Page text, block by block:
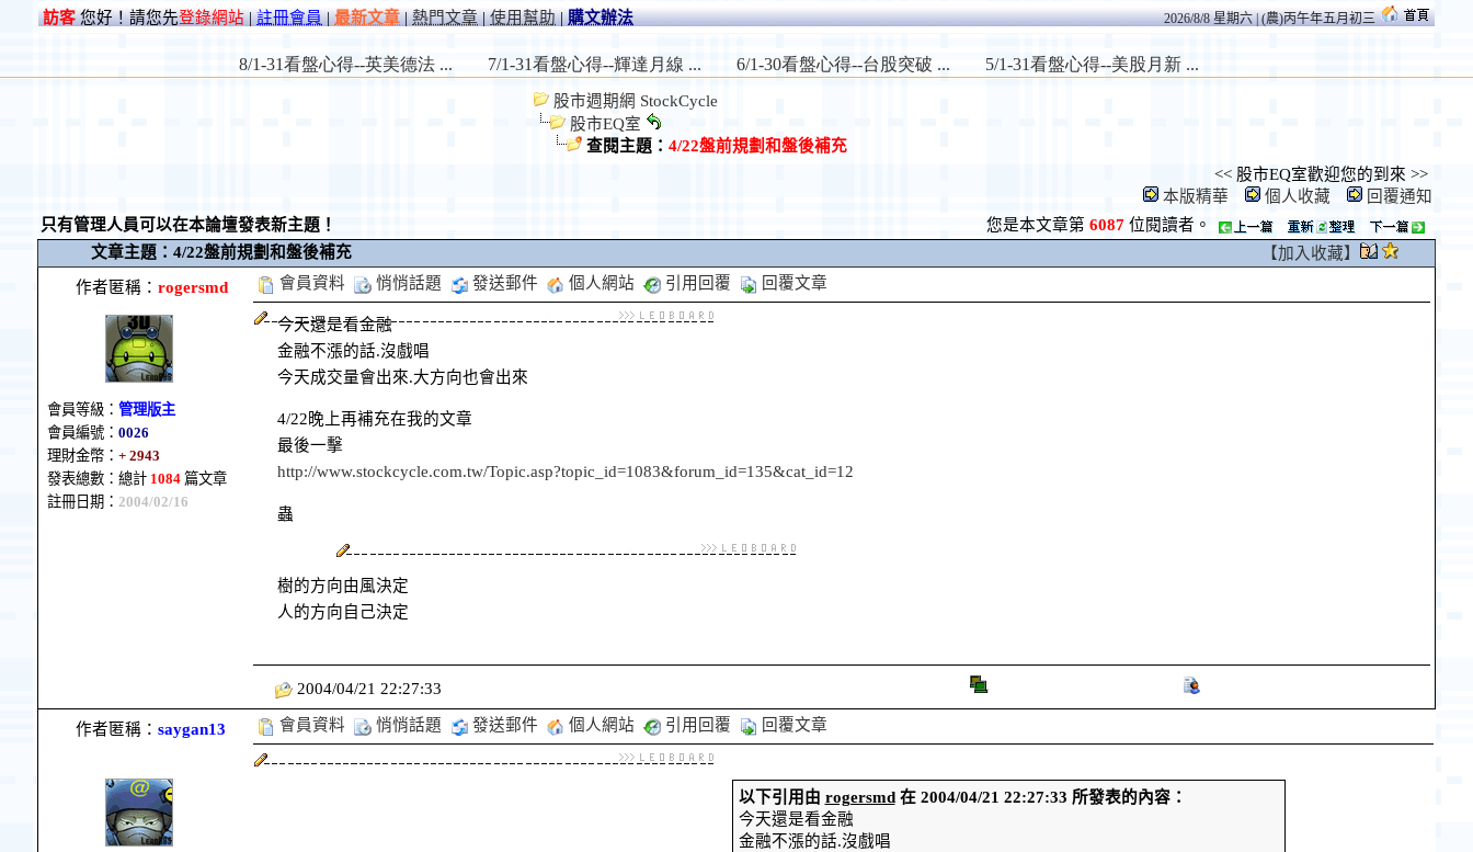
訪客您好！請您先登錄網站|註冊會員|最新文章|熱門文章|使用幫助|購文辦法 2026/8/8 星期六 | (農)丙午年五月初三
股市週期網 StockCycle
股市EQ室
查閱主題： 4/22盤前規劃和盤後補充
<< 股市EQ室歡迎您的到來 >>
本版精華
個人收藏
回覆通知
只有管理人員可以在本論壇發表新主題！
您是本文章第 6087 位閱讀者。
文章主題：4/22盤前規劃和盤後補充
【加入收藏】
作者匿稱： rogersmd
會員等級： 管理版主
會員編號： 0026
理財金幣： + 2943
發表總數：總計 1084 篇文章
註冊日期： 2004/02/16
會員資料 悄悄話題 發送郵件 個人網站 引用回覆 回覆文章
今天還是看金融
金融不漲的話.沒戲唱
今天成交量會出來.大方向也會出來
4/22晚上再補充在我的文章
最後一擊
http://www.stockcycle.com.tw/Topic.asp?topic_id=1083&forum_id=135&cat_id=12
蟲
樹的方向由風決定
人的方向自己決定
2004/04/21 22:27:33
作者匿稱： saygan13 會員資料 悄悄話題 發送郵件 個人網站 引用回覆 回覆文章
以下引用由 rogersmd在 2004/04/21 22:27:33 所發表的內容：
今天還是看金融
金融不漲的話.沒戲唱